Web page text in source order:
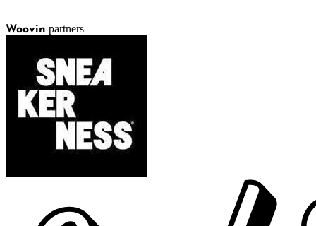
Woovin partners